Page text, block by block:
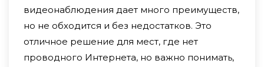
видеонаблюдения дает много преимуществ,
но не обходится и без недостатков. Это
отличное решение для мест, где нет
проводного Интернета, но важно понимать,